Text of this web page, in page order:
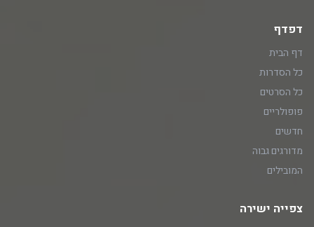
דפדף
דף הבית
כל הסדרות
כל הסרטים
פופולריים
חדשים
מדורגים גבוה
המובילים
צפייה ישירה